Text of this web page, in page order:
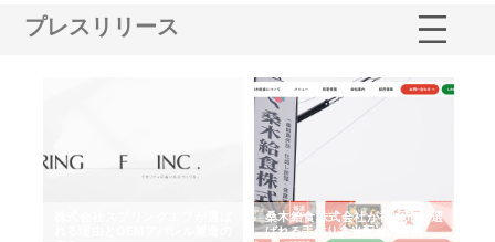
プレスリリース
桑木給食株式会社が福山市で選
ばれる手作り弁当配達の理由